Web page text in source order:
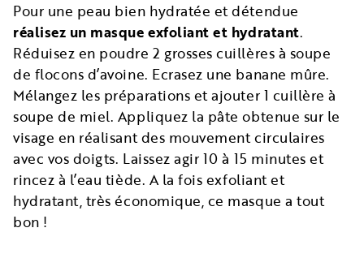
Pour une peau bien hydratée et détendue
réalisez un masque exfoliant et hydratant.
Réduisez en poudre 2 grosses cuillères à soupe
de flocons d’avoine. Ecrasez une banane mûre.
Mélangez les préparations et ajouter 1 cuillère à
soupe de miel. Appliquez la pâte obtenue sur le
visage en réalisant des mouvement circulaires
avec vos doigts. Laissez agir 10 à 15 minutes et
rincez à l’eau tiède. A la fois exfoliant et
hydratant, très économique, ce masque a tout
bon !